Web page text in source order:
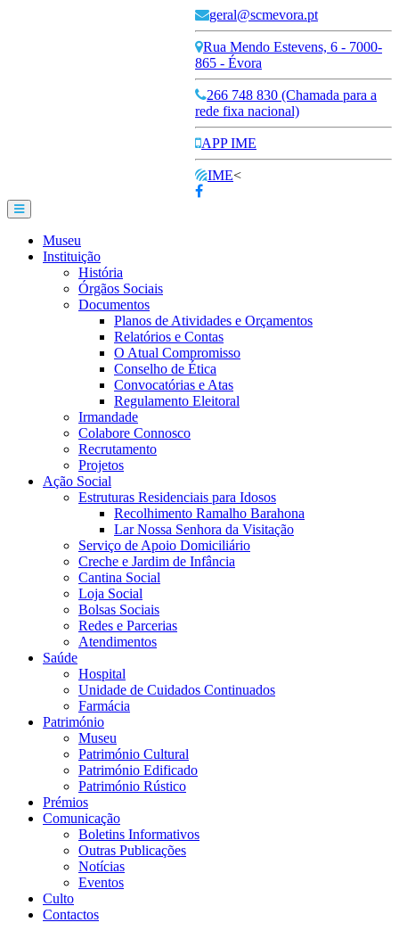
geral@scmevora.pt
Rua Mendo Estevens, 6 - 7000-
865 - Évora
266 748 830 (Chamada para a
rede fixa nacional)
APP IME
IME<
Museu
Instituição
História
Órgãos Sociais
Documentos
Planos de Atividades e Orçamentos
Relatórios e Contas
O Atual Compromisso
Conselho de Ética
Convocatórias e Atas
Regulamento Eleitoral
Irmandade
Colabore Connosco
Recrutamento
Projetos
Ação Social
Estruturas Residenciais para Idosos
Recolhimento Ramalho Barahona
Lar Nossa Senhora da Visitação
Serviço de Apoio Domiciliário
Creche e Jardim de Infância
Cantina Social
Loja Social
Bolsas Sociais
Redes e Parcerias
Atendimentos
Saúde
Hospital
Unidade de Cuidados Continuados
Farmácia
Património
Museu
Património Cultural
Património Edificado
Património Rústico
Prémios
Comunicação
Boletins Informativos
Outras Publicações
Notícias
Eventos
Culto
Contactos